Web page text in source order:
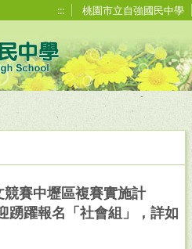
::: 桃園市立自強國民中學
賽中壢區複賽實施計
踴躍報名「社會組」，詳如